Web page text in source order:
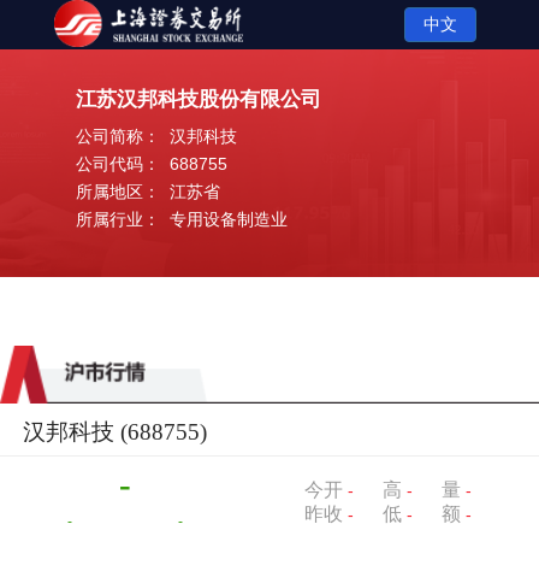
中文
江苏汉邦科技股份有限公司
公司简称： 汉邦科技
公司代码： 688755
所属地区： 江苏省
所属行业： 专用设备制造业
汉邦科技 (688755)
-
- -
今开 -
昨收 -
高 -
低 -
量 -
额 -